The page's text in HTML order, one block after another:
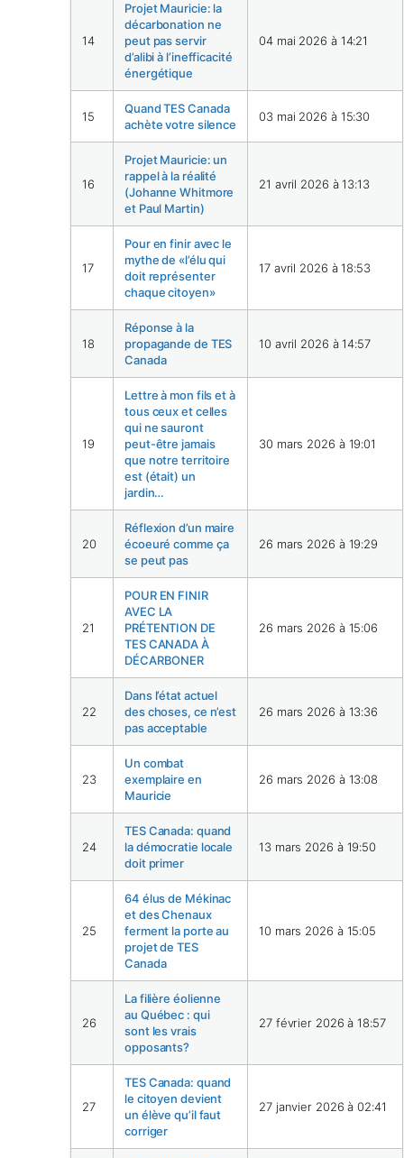
14
Projet Mauricie: la
décarbonation ne
peut pas servir
d’alibi à l’inefficacité
énergétique
04 mai 2026 à 14:21
15
Quand TES Canada
achète votre silence
03 mai 2026 à 15:30
16
Projet Mauricie: un
rappel à la réalité
(Johanne Whitmore
et Paul Martin)
21 avril 2026 à 13:13
17
Pour en finir avec le
mythe de «l’élu qui
doit représenter
chaque citoyen»
17 avril 2026 à 18:53
18
Réponse à la
propagande de TES
Canada
10 avril 2026 à 14:57
19
Lettre à mon fils et à
tous ceux et celles
qui ne sauront
peut-être jamais
que notre territoire
est (était) un
jardin…
30 mars 2026 à 19:01
20
Réflexion d’un maire
écoeuré comme ça
se peut pas
26 mars 2026 à 19:29
21
POUR EN FINIR
AVEC LA
PRÉTENTION DE
TES CANADA À
DÉCARBONER
26 mars 2026 à 15:06
22
Dans l’état actuel
des choses, ce n’est
pas acceptable
26 mars 2026 à 13:36
23
Un combat
exemplaire en
Mauricie
26 mars 2026 à 13:08
24
TES Canada: quand
la démocratie locale
doit primer
13 mars 2026 à 19:50
25
64 élus de Mékinac
et des Chenaux
ferment la porte au
projet de TES
Canada
10 mars 2026 à 15:05
26
La filière éolienne
au Québec : qui
sont les vrais
opposants?
27 février 2026 à 18:57
27
TES Canada: quand
le citoyen devient
un élève qu’il faut
corriger
27 janvier 2026 à 02:41